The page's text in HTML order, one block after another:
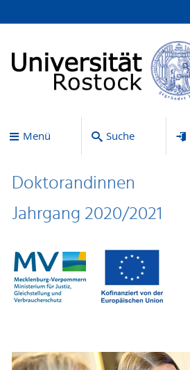
Menü Suche
Doktorandinnen
Jahrgang 2020/2021